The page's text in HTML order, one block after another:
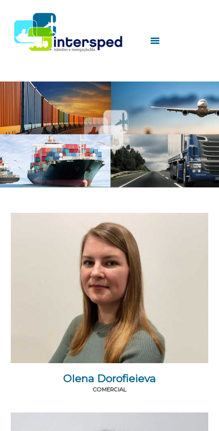
HOME
SERVIÇOS
UTILIDADES
CONTACTOS
Olena Dorofieieva
COMERCIAL